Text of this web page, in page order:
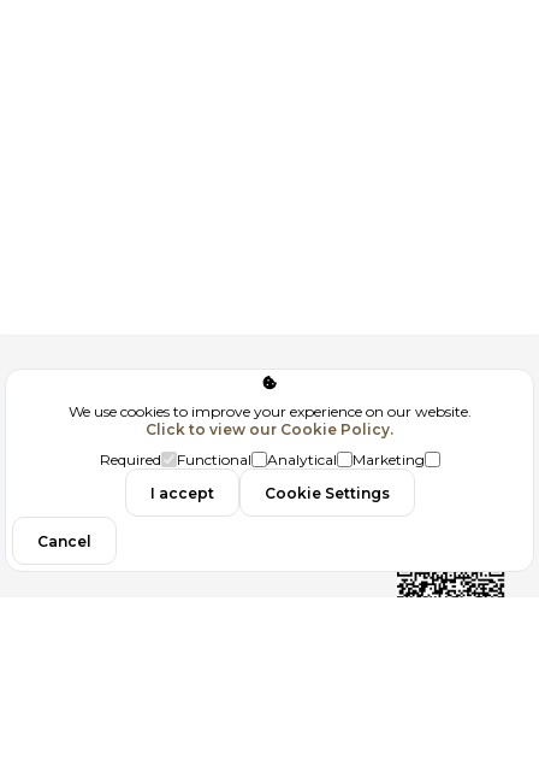
Corporate
GDPR
Contact
We use cookies to improve your experience on our website.
Click to view our Cookie Policy.
Required
Functional Analytical
Marketing
I accept
Cookie Settings
Cancel